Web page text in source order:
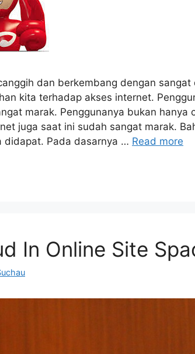
dan berkembang dengan
kita terhadap akses internet.
marak. Penggunanya bukan hanya
juga saat ini sudah sangat marak.
Pada dasarnya … Read more
In Online Site